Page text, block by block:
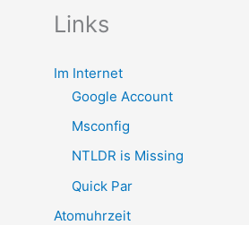
Links
Im Internet
Google Account
Msconfig
NTLDR is Missing
Quick Par
Atomuhrzeit